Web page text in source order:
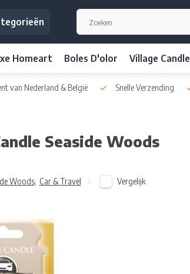
Homeart Boles D'olor Village Candle
van Nederland & België Snelle Verzending
Seaside Woods
Woods, Car & Travel Vergelijk